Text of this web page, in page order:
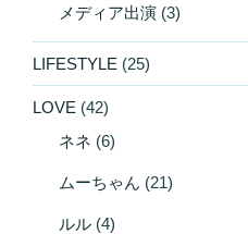
メディア出演 (3)
LIFESTYLE (25)
LOVE (42)
ネネ (6)
ムーちゃん (21)
ルル (4)